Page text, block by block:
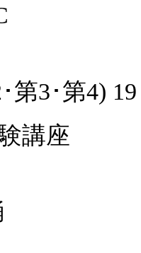
第3･第4)
講座